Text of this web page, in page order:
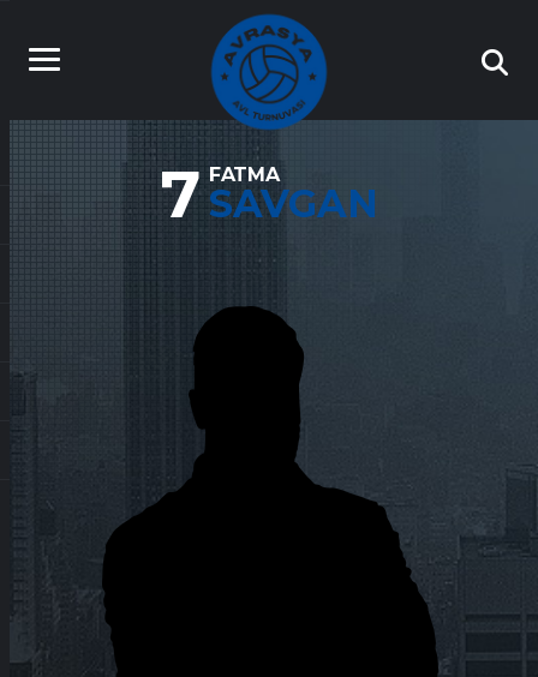
7 FATMA
SAVGAN